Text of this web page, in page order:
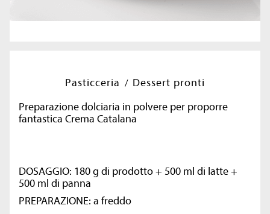
Pasticceria
Dessert pronti
Preparazione dolciaria in polvere per proporre
fantastica Crema Catalana
DOSAGGIO: 180 g di prodotto + 500 ml di latte +
500 ml di panna
PREPARAZIONE: a freddo